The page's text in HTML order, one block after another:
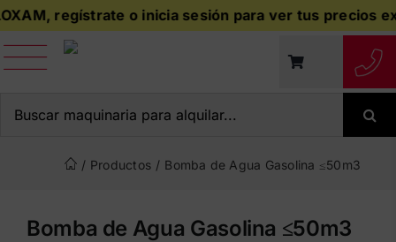
Saltar
al
contenido
regístrate o inicia sesión para ver tus precios
/ Productos / Bomba de Agua Gasolina ≤50m3
Bomba de Agua Gasolina ≤50m3